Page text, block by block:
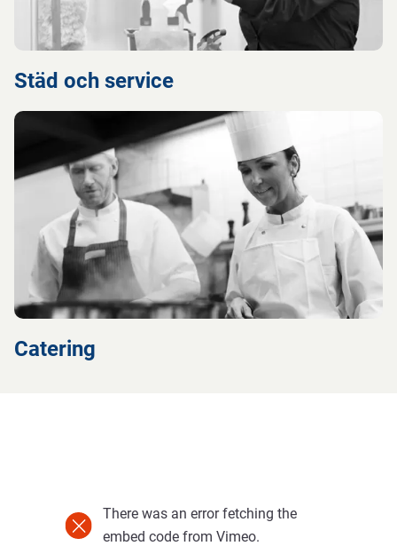
Städ och service
Catering
There was an error fetching the
embed code from Vimeo.